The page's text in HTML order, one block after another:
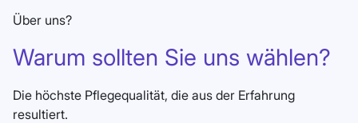
Über uns?
Warum sollten Sie uns wählen?
Die höchste Pflegequalität, die aus der Erfahrung
resultiert.